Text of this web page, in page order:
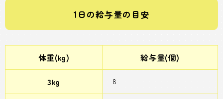
1日の給与量の目安
体重(kg) 給与量(個)
3kg 8